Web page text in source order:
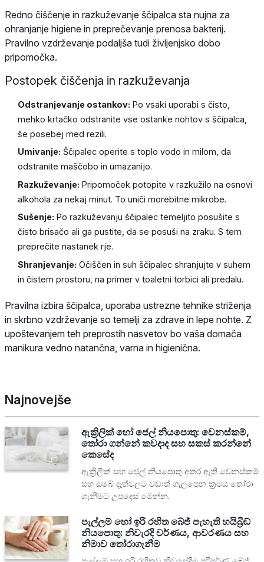
Redno čiščenje in razkuževanje ščipalca sta nujna za
ohranjanje higiene in preprečevanje prenosa bakterij.
Pravilno vzdrževanje podaljša tudi življenjsko dobo
pripomočka.
Postopek čiščenja in razkuževanja
Odstranjevanje ostankov: Po vsaki uporabi s čisto,
mehko krtačko odstranite vse ostanke nohtov s ščipalca,
še posebej med rezili.
Umivanje: Ščipalec operite s toplo vodo in milom, da
odstranite maščobo in umazanijo.
Razkuževanje: Pripomoček potopite v razkužilo na osnovi
alkohola za nekaj minut. To uniči morebitne mikrobe.
Sušenje: Po razkuževanju ščipalec temeljito posušite s
čisto brisačo ali ga pustite, da se posuši na zraku. S tem
preprečite nastanek rje.
Shranjevanje: Očiščen in suh ščipalec shranjujte v suhem
in čistem prostoru, na primer v toaletni torbici ali predalu.
Pravilna izbira ščipalca, uporaba ustrezne tehnike striženja
in skrbno vzdrževanje so temelji za zdrave in lepe nohte. Z
upoštevanjem teh preprostih nasvetov bo vaša domača
manikura vedno natančna, varna in higienična.
Najnovejše
ඇක්‍රිලික් හෝ ජෙල් නියපොතු: වෙනස්කම්,
තෝරා ගන්නේ කවදාද සහ සකස් කරන්නේ
කෙසේද
ඇක්‍රිලික් සහ ජෙල් නියපොතු අතර ඇති වෙනස්කම්
සහ ඔබේ දෑත්වලට වඩාත් ගැලපෙන ක්‍රමය තෝරා
ගැනීමට උපදෙස් මෙන්න.
පැල්ලම් හෝ ඉරි රහිත බේජ් පැහැති හයිබ්‍රිඩ්
නියපොතු: නිවැරදි වර්ණය, ආවරණය සහ
නිමාව තෝරාගැනීම